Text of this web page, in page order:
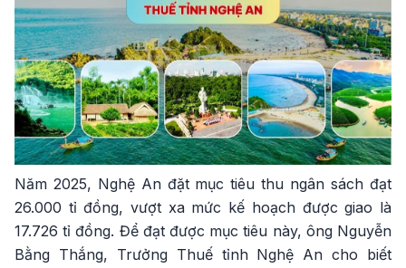
Năm 2025, Nghệ An đặt mục tiêu thu ngân sách đạt
26.000 tỉ đồng, vượt xa mức kế hoạch được giao là
17.726 tỉ đồng. Để đạt được mục tiêu này, ông Nguyễn
Bằng Thắng, Trưởng Thuế tỉnh Nghệ An cho biết